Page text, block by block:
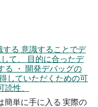
る 意識することでデ
て、 目的に合ったデ
る ・ 開発デバッグの
していただくための可
性、
簡単に手に入る 実際の